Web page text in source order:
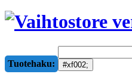
Tuotehaku: